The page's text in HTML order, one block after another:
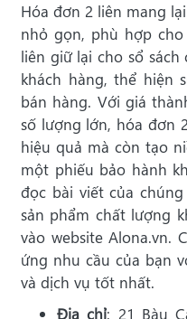
Hóa đơn 2 liên mang
nhỏ gọn, phù hợp
liên giữ lại cho sổ
khách hàng, thể hiện
bán hàng. Với giá
số lượng lớn, hóa đơn
hiệu quả mà còn tạo
một phiếu bảo hành
đọc bài viết của
sản phẩm chất lượng
vào website Alona.vn.
ứng nhu cầu của bạn
và dịch vụ tốt nhất.
Địa chỉ: 21 Bàu